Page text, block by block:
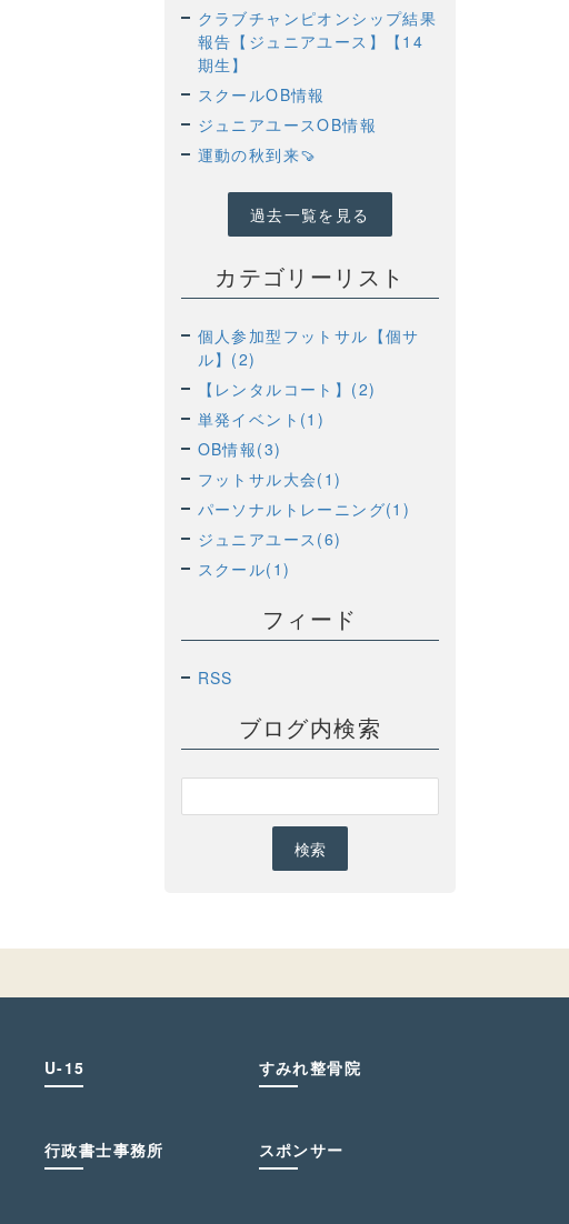
クラブチャンピオンシップ結果
報告【ジュニアユース】【14
期生】
スクールOB情報
ジュニアユースOB情報
運動の秋到来🍠
過去一覧を見る
カテゴリーリスト
個人参加型フットサル【個サ
ル】(2)
【レンタルコート】(2)
単発イベント(1)
OB情報(3)
フットサル大会(1)
パーソナルトレーニング(1)
ジュニアユース(6)
スクール(1)
フィード
RSS
ブログ内検索
U-15 すみれ整骨院
行政書士事務所 スポンサー